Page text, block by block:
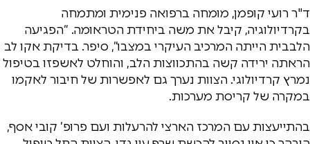
ד"ר רועי קופמן, מומחה ברפואה פנימית ומתמחה
בקרדיולוגיה, קיבל את משה ביחידת הטראומה. “הפגיעה
הלבבית הייתה המרכיב העיקרי במצבו”, סיפר. בדיקת אקו לב
הראתה ירידה קשה בהתכווצות הלב, והוחלט לאשפזו בטיפול
נמרץ קרדיולוגי. הצוות נערך גם לאפשרות של חיבור לאקמו
במקרה של קריסת מערכות.
בהתייעצות עם המרכז הארצי להרעלות ועם פרופ’ קובי אסף,